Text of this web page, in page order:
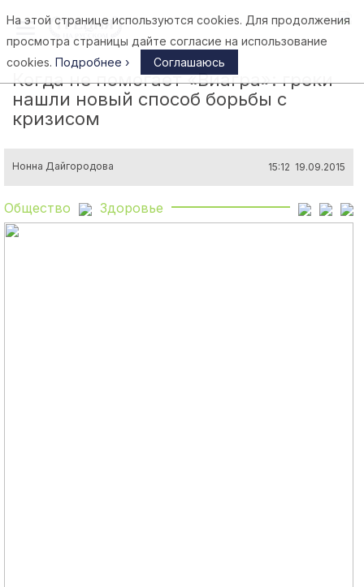
Афины
Когда не помогает «Виагра»: греки
нашли новый способ борьбы с
кризисом
Нонна Дайгородова 15:12 19.09.2015
Общество Здоровье
На этой странице используются cookies. Для продолжения
просмотра страницы дайте согласие на использование
cookies. Подробнее › Соглашаюсь